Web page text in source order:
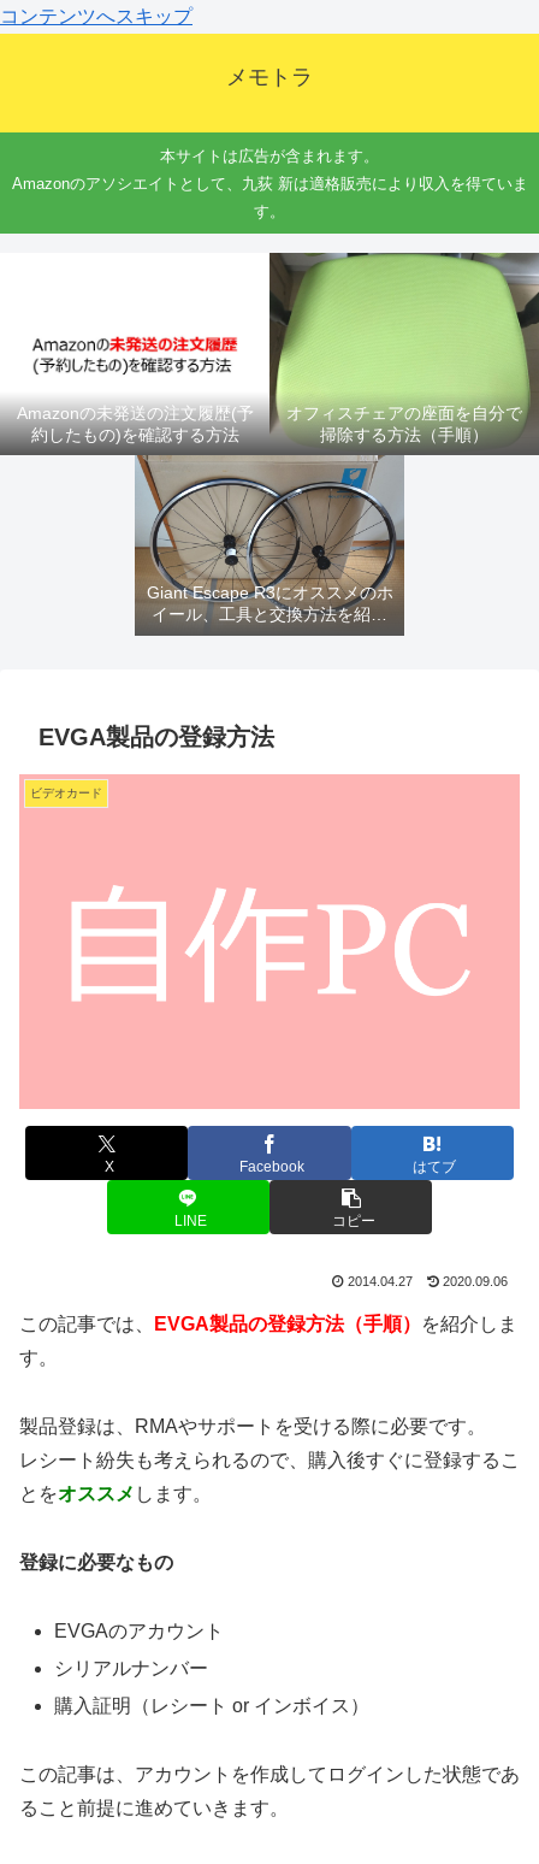
コンテンツへスキップ
メモトラ
本サイトは広告が含まれます。
Amazonのアソシエイトとして、九荻 新は適格販売により収入を得ていま
す。
Amazonの未発送の注文履歴(予
約したもの)を確認する方法
オフィスチェアの座面を自分で
掃除する方法（手順）
Giant Escape R3にオススメのホ
イール、工具と交換方法を紹介
するよ
EVGA製品の登録方法
ビデオカード
X Facebook はてブ
LINE コピー
2014.04.27 2020.09.06
この記事では、 EVGA製品の登録方法（手順）
を紹介しま
す。
製品登録は、RMAやサポートを受ける際に必要です。
レシート紛失も考えられるので、購入後すぐに登録するこ
とをオススメ します。
登録に必要なもの
EVGAのアカウント
シリアルナンバー
購入証明（レシート or インボイス）
この記事は、アカウントを作成してログインした状態であ
ること前提に進めていきます。